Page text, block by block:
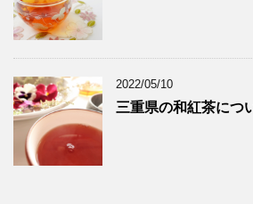
2022/05/10
三重県の和紅茶につ